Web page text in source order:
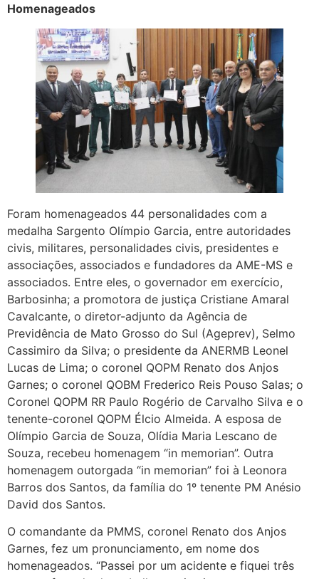
Homenageados
Foram homenageados 44 personalidades com a
medalha Sargento Olímpio Garcia, entre autoridades
civis, militares, personalidades civis, presidentes e
associações, associados e fundadores da AME-MS e
associados. Entre eles, o governador em exercício,
Barbosinha; a promotora de justiça Cristiane Amaral
Cavalcante, o diretor-adjunto da Agência de
Previdência de Mato Grosso do Sul (Ageprev), Selmo
Cassimiro da Silva; o presidente da ANERMB Leonel
Lucas de Lima; o coronel QOPM Renato dos Anjos
Garnes; o coronel QOBM Frederico Reis Pouso Salas; o
Coronel QOPM RR Paulo Rogério de Carvalho Silva e o
tenente-coronel QOPM Élcio Almeida. A esposa de
Olímpio Garcia de Souza, Olídia Maria Lescano de
Souza, recebeu homenagem “in memorian”. Outra
homenagem outorgada “in memorian” foi à Leonora
Barros dos Santos, da família do 1º tenente PM Anésio
David dos Santos.
O comandante da PMMS, coronel Renato dos Anjos
Garnes, fez um pronunciamento, em nome dos
homenageados. “Passei por um acidente e fiquei três